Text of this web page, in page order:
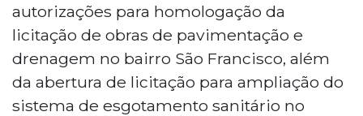
autorizações para homologação da
licitação de obras de pavimentação e
drenagem no bairro São Francisco, além
da abertura de licitação para ampliação do
sistema de esgotamento sanitário no